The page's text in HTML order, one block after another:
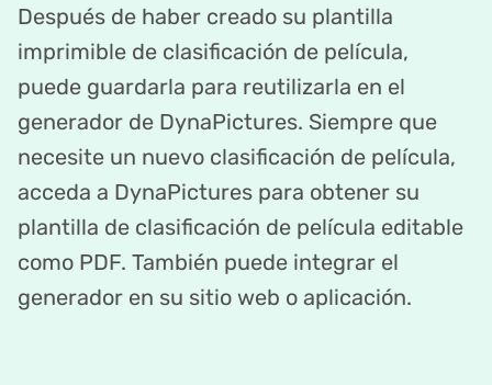
Después de haber creado su plantilla
imprimible de clasificación de película,
puede guardarla para reutilizarla en el
generador de DynaPictures. Siempre que
necesite un nuevo clasificación de película,
acceda a DynaPictures para obtener su
plantilla de clasificación de película editable
como PDF. También puede integrar el
generador en su sitio web o aplicación.